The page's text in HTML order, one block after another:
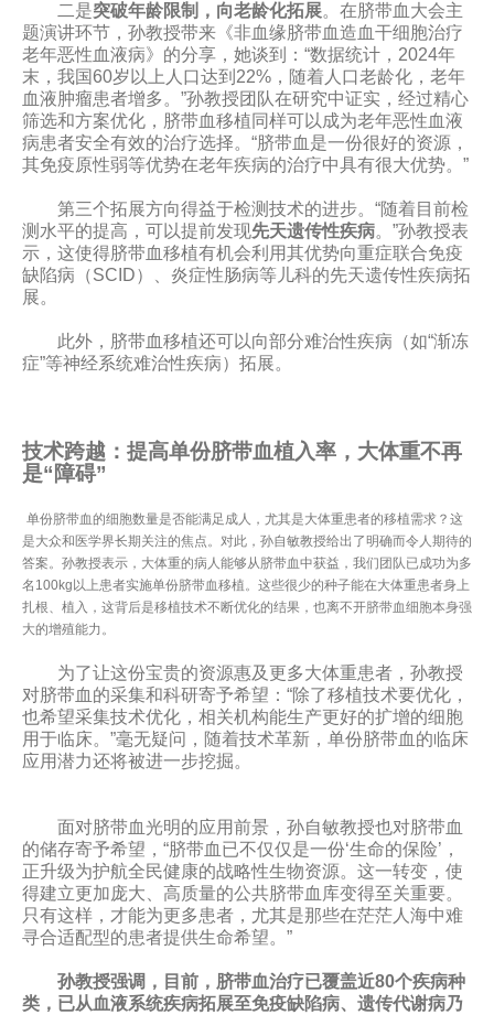
二是突破年龄限制，向老龄化拓展。在脐带血大会主
题演讲环节，孙教授带来《非血缘脐带血造血干细胞治疗
老年恶性血液病》的分享，她谈到：“数据统计，2024年
末，我国60岁以上人口达到22%，随着人口老龄化，老年
血液肿瘤患者增多。”孙教授团队在研究中证实，经过精心
筛选和方案优化，脐带血移植同样可以成为老年恶性血液
病患者安全有效的治疗选择。“脐带血是一份很好的资源，
其免疫原性弱等优势在老年疾病的治疗中具有很大优势。”
第三个拓展方向得益于检测技术的进步。“随着目前检
测水平的提高，可以提前发现先天遗传性疾病。”孙教授表
示，这使得脐带血移植有机会利用其优势向重症联合免疫
缺陷病（SCID）、炎症性肠病等儿科的先天遗传性疾病拓
展。
此外，脐带血移植还可以向部分难治性疾病（如“渐冻
症”等神经系统难治性疾病）拓展。
技术跨越：提高单份脐带血植入率，大体重不再
是“障碍”
单份脐带血的细胞数量是否能满足成人，尤其是大体重患者的移植需求？这
是大众和医学界长期关注的焦点。对此，孙自敏教授给出了明确而令人期待的
答案。孙教授表示，大体重的病人能够从脐带血中获益，我们团队已成功为多
名100kg以上患者实施单份脐带血移植。这些很少的种子能在大体重患者身上
扎根、植入，这背后是移植技术不断优化的结果，也离不开脐带血细胞本身强
大的增殖能力。
为了让这份宝贵的资源惠及更多大体重患者，孙教授
对脐带血的采集和科研寄予希望：“除了移植技术要优化，
也希望采集技术优化，相关机构能生产更好的扩增的细胞
用于临床。”毫无疑问，随着技术革新，单份脐带血的临床
应用潜力还将被进一步挖掘。
面对脐带血光明的应用前景，孙自敏教授也对脐带血
的储存寄予希望，“脐带血已不仅仅是一份‘生命的保险’，
正升级为护航全民健康的战略性生物资源。这一转变，使
得建立更加庞大、高质量的公共脐带血库变得至关重要。
只有这样，才能为更多患者，尤其是那些在茫茫人海中难
寻合适配型的患者提供生命希望。”
孙教授强调，目前，脐带血治疗已覆盖近80个疾病种
类，已从血液系统疾病拓展至免疫缺陷病、遗传代谢病乃